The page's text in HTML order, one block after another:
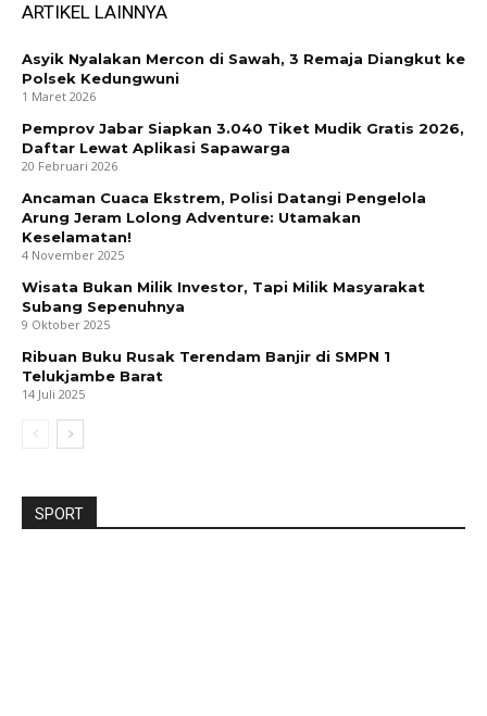
ARTIKEL LAINNYA
Asyik Nyalakan Mercon di Sawah, 3 Remaja Diangkut ke
Polsek Kedungwuni
1 Maret 2026
Pemprov Jabar Siapkan 3.040 Tiket Mudik Gratis 2026,
Daftar Lewat Aplikasi Sapawarga
20 Februari 2026
Ancaman Cuaca Ekstrem, Polisi Datangi Pengelola
Arung Jeram Lolong Adventure: Utamakan
Keselamatan!
4 November 2025
Wisata Bukan Milik Investor, Tapi Milik Masyarakat
Subang Sepenuhnya
9 Oktober 2025
Ribuan Buku Rusak Terendam Banjir di SMPN 1
Telukjambe Barat
14 Juli 2025
SPORT